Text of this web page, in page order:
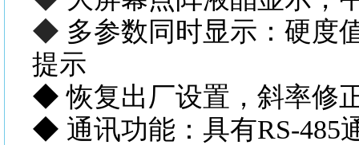
◆ 多参数同时显示： 硬度
提示
◆ 恢复出厂设置，斜率修
◆ 通讯功能：具有RS-485